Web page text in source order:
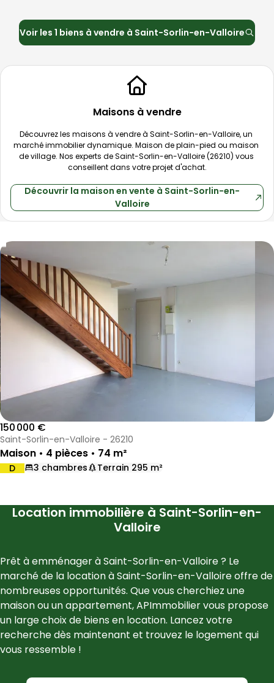
Voir les1 biens à vendre à Saint-Sorlin-en-Valloire
Maisons à vendre
Découvrez les maisons à vendre à Saint-Sorlin-en-Valloire, un
marché immobilier dynamique. Maison de plain-pied ou maison
de village. Nos experts de Saint-Sorlin-en-Valloire (26210) vous
conseillent dans votre projet d'achat.
Découvrir la maison en vente à Saint-Sorlin-en-
Valloire
Maison 74 m² 4 pièces Saint-Sorlin-en-
Aller à l'image
Aller à l'image
Aller à l'image
Aller à l'image
Aller à l'image
150 000 €
Saint-Sorlin-en-Valloire - 26210
Maison • 4 pièces • 74 m²
DPE :
D 3 chambres Terrain 295 m²
Location immobilière à Saint-Sorlin-en-
Valloire
Prêt à emménager à Saint-Sorlin-en-Valloire ? Le
marché de la location à Saint-Sorlin-en-Valloire offre de
nombreuses opportunités. Que vous cherchiez une
maison ou un appartement, APImmobilier vous propose
un large choix de biens en location. Lancez votre
recherche dès maintenant et trouvez le logement qui
vous ressemble !